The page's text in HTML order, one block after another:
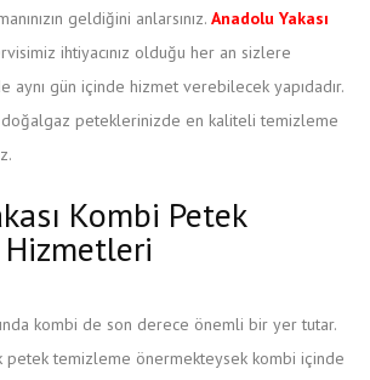
geldiğini anlarsınız. Anadolu Yakası
ihtiyacınız olduğu her an sizlere
gün içinde hizmet verebilecek yapıdadır.
doğalgaz peteklerinizde en kaliteli temizleme
Kombi Petek
kombi de son derece önemli bir yer tutar.
petek temizleme önermekteysek kombi içinde